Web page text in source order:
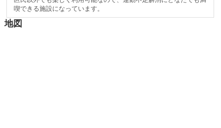
喫できる施設になっています。
地図